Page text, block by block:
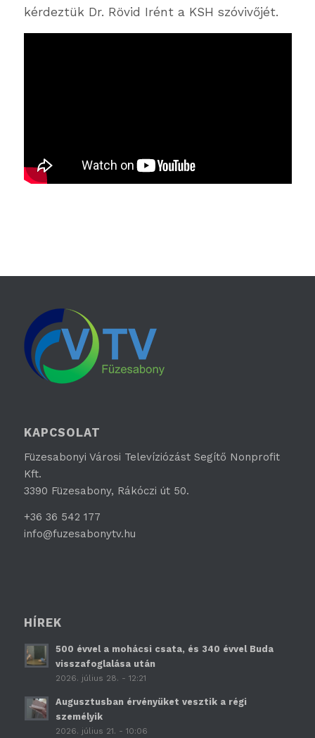
kérdeztük Dr. Rövid Irént a KSH szóvivőjét.
KAPCSOLAT
Füzesabonyi Városi Televíziózást Segítő Nonprofit
Kft.
3390 Füzesabony, Rákóczi út 50.
+36 36 542 177
info@fuzesabonytv.hu
HÍREK
500 évvel a mohácsi csata, és 340 évvel Buda
visszafoglalása után
2026. július 28. - 12:21
Augusztusban érvényüket vesztik a régi
személyik
2026. július 21. - 10:06